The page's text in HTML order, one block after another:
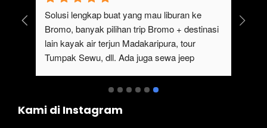
Solusi lengkap buat yang mau liburan ke
Bromo, banyak pilihan trip Bromo + destinasi
lain kayak air terjun Madakaripura, tour
Tumpak Sewu, dll. Ada juga sewa jeep
Kami di Instagram